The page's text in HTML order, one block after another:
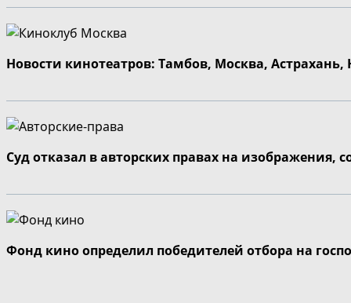
Новости кинотеатров: Тамбов, Москва,
Суд отказал в авторских правах на изображения,
Фонд кино определил победителей отбора на